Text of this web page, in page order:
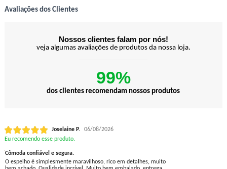
Avaliações dos Clientes
Nossos clientes falam por nós!
veja algumas avaliações de produtos da nossa loja.
99%
dos clientes recomendam nossos produtos
Joselaine P.
06/08/2026
Eu recomendo esse produto.
Cômoda confiável e segura.
O espelho é simplesmente maravilhoso, rico em detalhes, muito